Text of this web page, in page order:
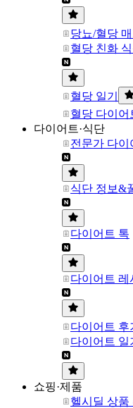
당뇨/혈당
혈당 친화
혈당 일기
혈당 다이어
다이어트·식단
전문가 다이
식단 정보&
다이어트 톡
다이어트 레
다이어트 후
다이어트 일
쇼핑·제품
헬시딜 상품